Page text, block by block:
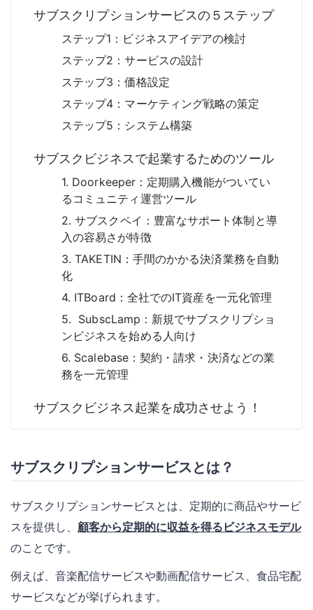
サブスクリプションサービスの５ステップ
ステップ1：ビジネスアイデアの検討
ステップ2：サービスの設計
ステップ3：価格設定
ステップ4：マーケティング戦略の策定
ステップ5：システム構築
サブスクビジネスで起業するためのツール
1. Doorkeeper：定期購入機能がついてい
るコミュニティ運営ツール
2. サブスクペイ：豊富なサポート体制と導
入の容易さが特徴
3. TAKETIN：手間のかかる決済業務を自動
化
4. ITBoard：全社でのIT資産を一元化管理
5. SubscLamp：新規でサブスクリプショ
ンビジネスを始める人向け
6. Scalebase：契約・請求・決済などの業
務を一元管理
サブスクビジネス起業を成功させよう！
サブスクリプションサービスとは？
サブスクリプションサービスとは、定期的に商品やサービ
スを提供し、 顧客から定期的に収益を得るビジネスモデル
のことです。
例えば、音楽配信サービスや動画配信サービス、食品宅配
サービスなどが挙げられます。